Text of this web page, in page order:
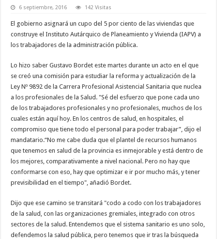
6 septiembre, 2016 142 Visitas
El gobierno asignará un cupo del 5 por ciento de las viviendas que
construye el Instituto Autárquico de Planeamiento y Vivienda (IAPV) a
los trabajadores de la administración pública.
Lo hizo saber Gustavo Bordet este martes durante un acto en el que
se creó una comisión para estudiar la reforma y actualización de la
Ley Nº 9892 de la Carrera Profesional Asistencial Sanitaria que nuclea
a los profesionales de la Salud. "Sé del esfuerzo que pone cada uno
de los trabajadores profesionales y no profesionales, muchos de los
cuales están aquí hoy. En los centros de salud, en hospitales, el
compromiso que tiene todo el personal para poder trabajar”, dijo el
mandatario.“No me cabe duda que el plantel de recursos humanos
que tenemos en salud de la provincia es inmejorable y está dentro de
los mejores, comparativamente a nivel nacional. Pero no hay que
conformarse con eso, hay que optimizar e ir por mucho más, y tener
previsibilidad en el tiempo", añadió Bordet.
Dijo que ese camino se transitará "codo a codo con los trabajadores
de la salud, con las organizaciones gremiales, integrado con otros
sectores de la salud. Entendemos que el sistema sanitario es uno solo,
defendemos la salud pública, pero tenemos que ir tras la búsqueda